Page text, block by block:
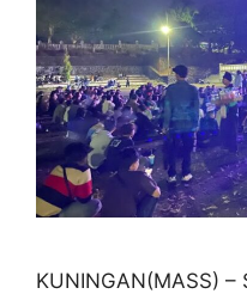
KUNINGAN(MASS)